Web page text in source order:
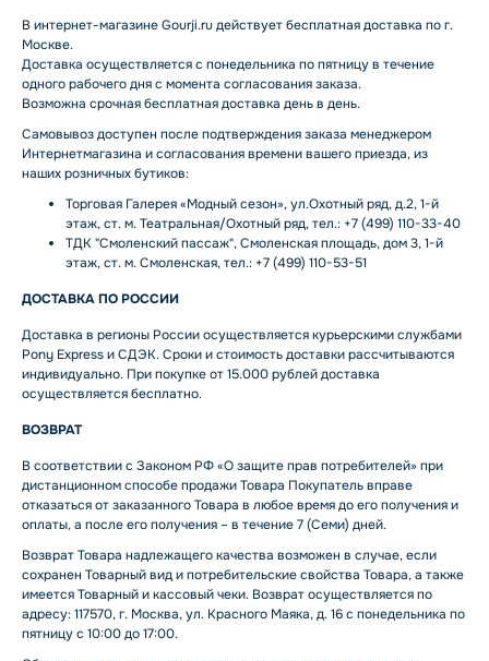
В интернет-магазине Gourji.ru действует бесплатная доставка по г.
Москве.
Доставка осуществляется с понедельника по пятницу в течение
одного рабочего дня с момента согласования заказа.
Возможна срочная бесплатная доставка день в день.
Самовывоз доступен после подтверждения заказа менеджером
Интернетмагазина и согласования времени вашего приезда, из
наших розничных бутиков:
Торговая Галерея «Модный сезон», ул.Охотный ряд, д.2, 1-й
этаж, ст. м. Театральная/Охотный ряд, тел.: +7 (499) 110-33-40
ТДК "Смоленский пассаж", Смоленская площадь, дом 3, 1-й
этаж, ст. м. Смоленская, тел.: +7 (499) 110-53-51
ДОСТАВКА ПО РОССИИ
Доставка в регионы России осуществляется курьерскими службами
Pony Express и СДЭК. Сроки и стоимость доставки рассчитываются
индивидуально. При покупке от 15.000 рублей доставка
осуществляется бесплатно.
ВОЗВРАТ
В соответствии с Законом РФ «О защите прав потребителей» при
дистанционном способе продажи Товара Покупатель вправе
отказаться от заказанного Товара в любое время до его получения и
оплаты, а после его получения – в течение 7 (Семи) дней.
Возврат Товара надлежащего качества возможен в случае, если
сохранен Товарный вид и потребительские свойства Товара, а также
имеется Товарный и кассовый чеки. Возврат осуществляется по
адресу: 117570, г. Москва, ул. Красного Маяка, д. 16 с понедельника по
пятницу с 10:00 до 17:00.